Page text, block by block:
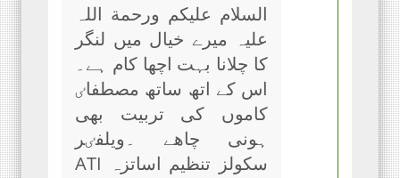
السلام علیکم ورحمة اللہ
علیہ میرے خیال میں لنگر
کا چلانا بہت اچھا کام ہے۔
اس کے اتھ ساتھ مصطفاٸ
کاموں کی تربیت بھی
ہونی چاھے ۔ویلفٸر
سکولز تنظیم اساتزہ ATI